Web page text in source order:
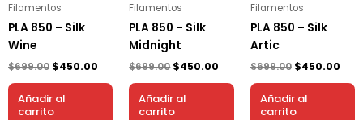
Filamentos
PLA 850 – Silk
Wine
$699.00 $450.00
Añadir al
carrito
Filamentos
PLA 850 – Silk
Midnight
$699.00 $450.00
Añadir al
carrito
Filamentos
PLA 850 – Silk
Artic
$699.00 $450.00
Añadir al
carrito